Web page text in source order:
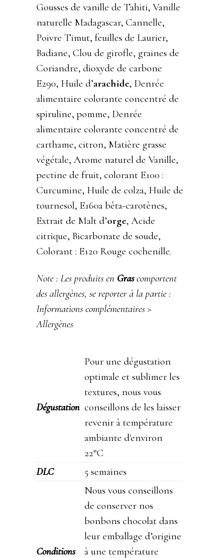
Gousses de vanille de Tahiti, Vanille
naturelle Madagascar, Cannelle,
Poivre Timut, feuilles de Laurier,
Badiane, Clou de girofle, graines de
Coriandre, dioxyde de carbone
E290, Huile d’arachide, Denrée
alimentaire colorante concentré de
spiruline, pomme, Denrée
alimentaire colorante concentré de
carthame, citron, Matière grasse
végétale, Arome naturel de Vanille,
pectine de fruit, colorant E100 :
Curcumine, Huile de colza, Huile de
tournesol, E160a bêta-carotènes,
Extrait de Malt d’orge, Acide
citrique, Bicarbonate de soude,
Colorant : E120 Rouge cochenille.
Note : Les produits en Grascomportent
des allergènes, se reporter à la partie :
Informations complémentaires >
Allergènes
Dégustation
Pour une dégustation
optimale et sublimer les
textures, nous vous
conseillons de les laisser
revenir à température
ambiante d'environ
22°C
DLC
5 semaines
Conditions
Nous vous conseillons
de conserver nos
bonbons chocolat dans
leur emballage d’origine
à une température